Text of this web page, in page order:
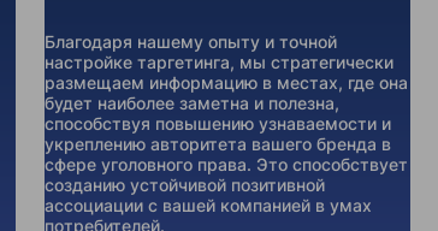
Благодаря нашему опыту и точной
настройке таргетинга, мы стратегически
размещаем информацию в местах, где она
будет наиболее заметна и полезна,
способствуя повышению узнаваемости и
укреплению авторитета вашего бренда в
сфере уголовного права. Это способствует
созданию устойчивой позитивной
ассоциации с вашей компанией в умах
потребителей.